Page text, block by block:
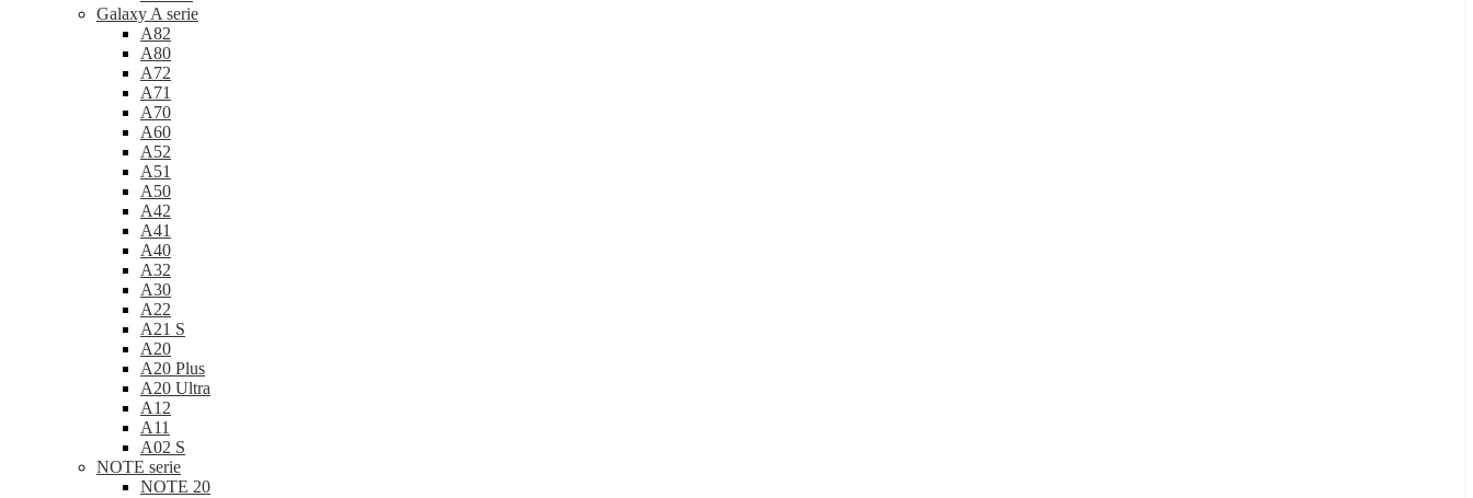
Galaxy A serie
A82
A80
A72
A71
A70
A60
A52
A51
A50
A42
A41
A40
A32
A30
A22
A21 S
A20
A20 Plus
A20 Ultra
A12
A11
A02 S
NOTE serie
NOTE 20